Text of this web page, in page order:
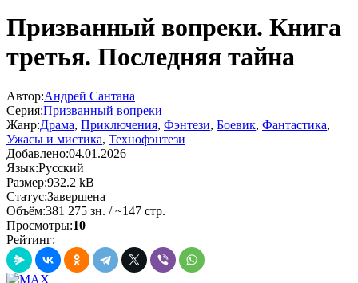
Призванный вопреки. Книга
третья. Последняя тайна
Автор:Андрей Сантана
Серия:Призванный вопреки
Жанр:Драма, Приключения, Фэнтези, Боевик, Фантастика,
Ужасы и мистика, Технофэнтези
Добавлено:04.01.2026
Язык:Русский
Размер:932.2 kB
Статус:Завершена
Объём:381 275 зн. / ~147 стр.
Просмотры:10
Рейтинг: